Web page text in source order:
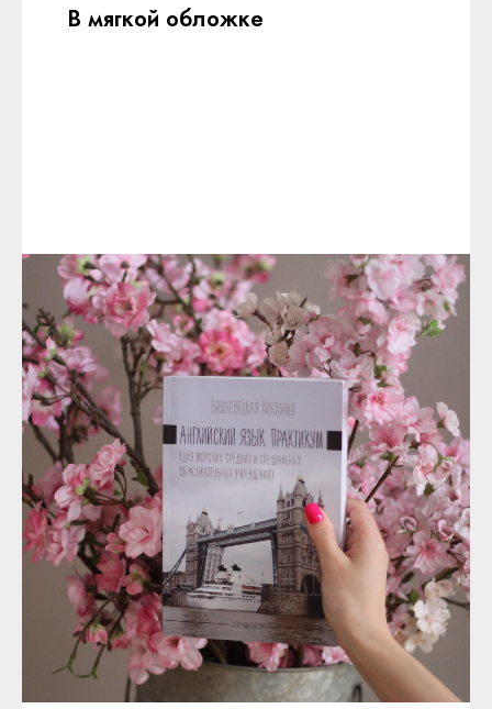
В мягкой обложке